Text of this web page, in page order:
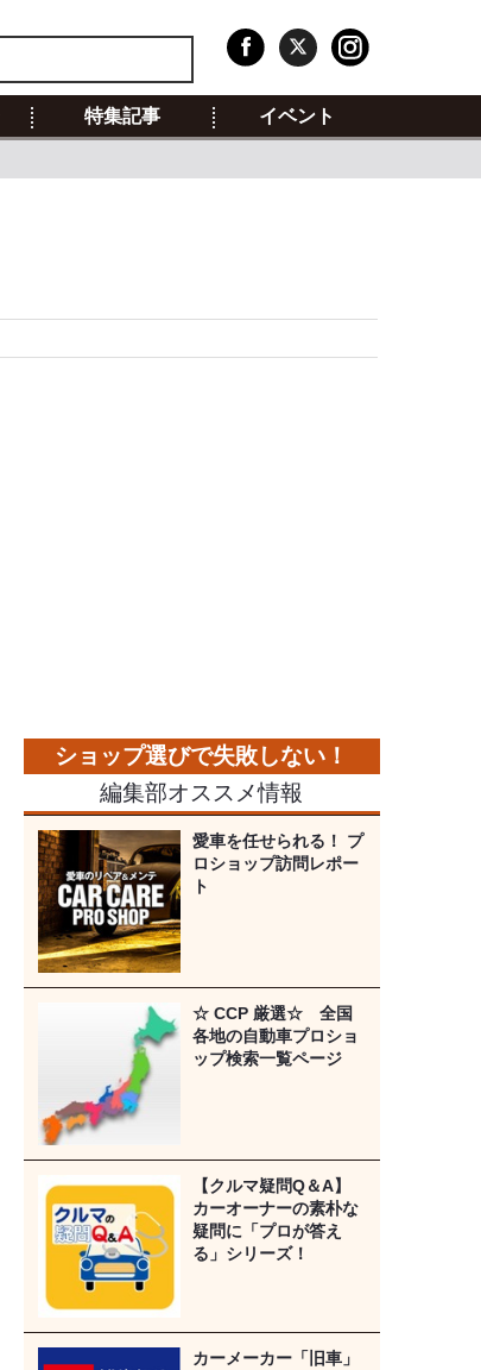
特集記事 イベント
編集部オススメ情報
愛車を任せられる！ プ
ロショップ訪問レポー
ト
☆ CCP 厳選☆ 全国
各地の自動車プロショ
ップ検索一覧ページ
【クルマ疑問Q＆A】
カーオーナーの素朴な
疑問に「プロが答え
る」シリーズ！
カーメーカー「旧車」